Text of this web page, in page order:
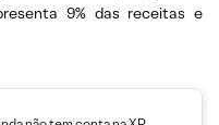
9% das receitas e